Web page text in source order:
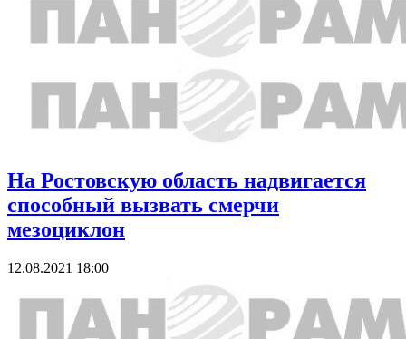
На Ростовскую область надвигается
способный вызвать смерчи
мезоциклон
12.08.2021 18:00